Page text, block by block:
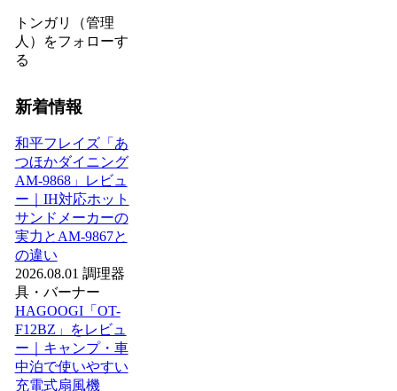
トンガリ（管理
人）をフォローす
る
新着情報
和平フレイズ「あ
つほかダイニング
AM-9868」レビュ
ー｜IH対応ホット
サンドメーカーの
実力とAM-9867と
の違い
2026.08.01 調理器
具・バーナー
HAGOOGI「OT-
F12BZ」をレビュ
ー｜キャンプ・車
中泊で使いやすい
充電式扇風機